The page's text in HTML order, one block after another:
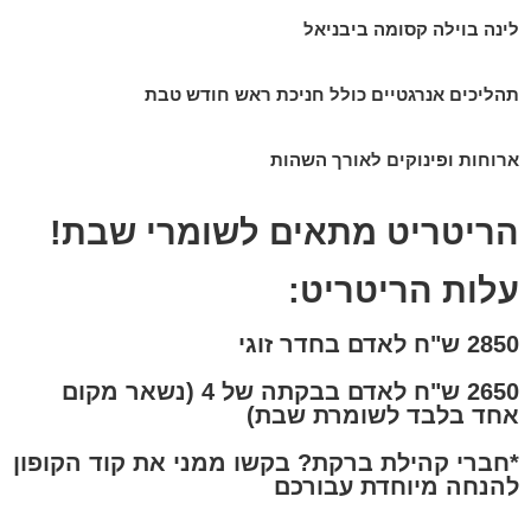
לינה בוילה קסומה ביבניאל ​
תהליכים אנרגטיים כולל חניכת ראש חודש טבת
ארוחות ופינוקים לאורך השהות
הריטריט מתאים לשומרי שבת!
עלות הריטריט:
2850 ש"ח לאדם בחדר זוגי
2650 ש"ח לאדם בבקתה של 4 (נשאר מקום
אחד בלבד לשומרת שבת)
*חברי קהילת ברקת? בקשו ממני את קוד הקופון
להנחה מיוחדת עבורכם